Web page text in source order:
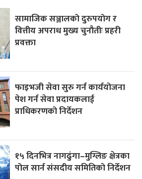
सामाजिक सञ्जालको दुरुपयोग र
वित्तीय अपराध मुख्य चुनौतीः प्रहरी
प्रवक्ता
फाइभजी सेवा सुरु गर्न कार्ययोजना
पेश गर्न सेवा प्रदायकलाई
प्राधिकरणको निर्देशन
१५ दिनभित्र नागढुंगा–मुग्लिङ क्षेत्रका
पोल सार्न संसदीय समितिको निर्देशन